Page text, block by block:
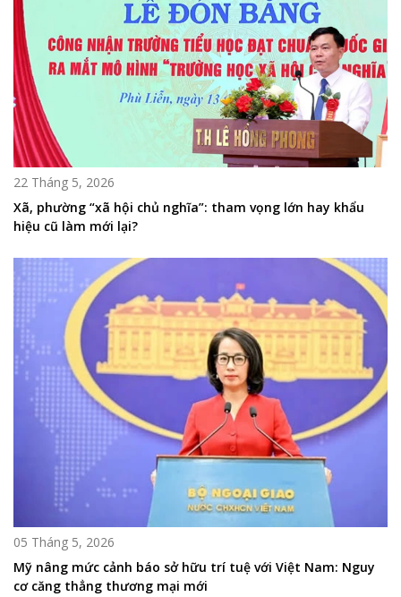
22 Tháng 5, 2026
Xã, phường “xã hội chủ nghĩa”: tham vọng lớn hay khẩu
hiệu cũ làm mới lại?
05 Tháng 5, 2026
Mỹ nâng mức cảnh báo sở hữu trí tuệ với Việt Nam: Nguy
cơ căng thẳng thương mại mới